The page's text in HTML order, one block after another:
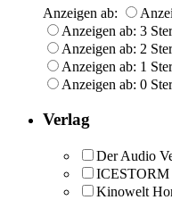
Anzeigen ab:
Anzeigen ab: 3
Anzeigen ab: 2
Anzeigen ab: 1
Anzeigen ab: 0
Verlag
Der Audio
ICESTORM
Kinowelt